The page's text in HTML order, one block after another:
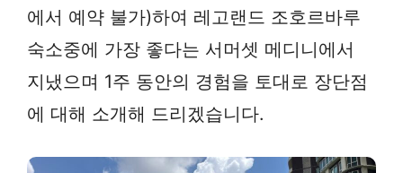
에서 예약 불가)하여 레고랜드 조호르바루
숙소중에 가장 좋다는 서머셋 메디니에서 
지냈으며 1주 동안의 경험을 토대로 장단점
에 대해 소개해 드리겠습니다.